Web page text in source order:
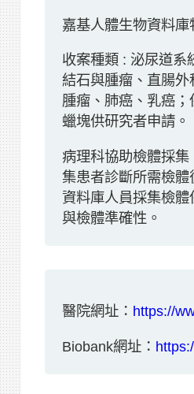
嘉基人體生物資料庫
收案種類 : 泌尿道系
結石與腫瘤、直腸
腫瘤、肺癌、乳癌
蠟塊供研究者申請。
病理科協助檢體採
集患者診斷所需檢
資料庫人員採集檢
與檢體準確性。
醫院網址： https://
Biobank網址：